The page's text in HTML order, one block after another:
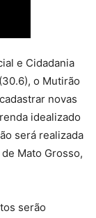
e Cidadania
o Mutirão
novas
idealizado
será realizada
Mato Grosso,
serão